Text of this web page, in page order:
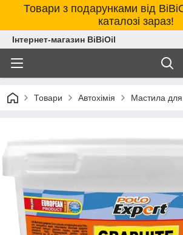
Товари з подарунками від
каталозі зараз!
Інтернет-магазин BiBiOil
Товари Автохімія Мастила для